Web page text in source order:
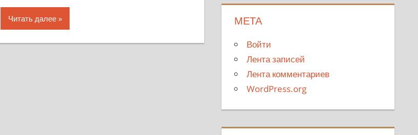
Читать далее МЕТА
Войти
Лента записей
Лента комментариев
WordPress.org